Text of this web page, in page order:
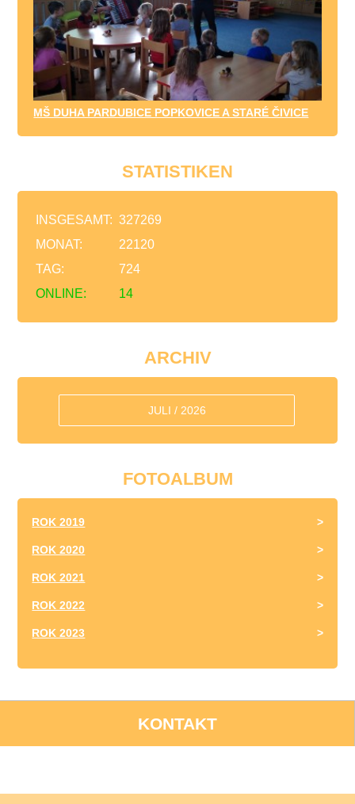
MŠ DUHA PARDUBICE POPKOVICE A STARÉ ČIVICE
STATISTIKEN
ONLINE: 14
INSGESAMT: 327269
MONAT:
22120
TAG:
724
ARCHIV
JULI / 2026
FOTOALBUM
ROK 2019
ROK 2020
ROK 2021
ROK 2022
ROK 2023
KONTAKT